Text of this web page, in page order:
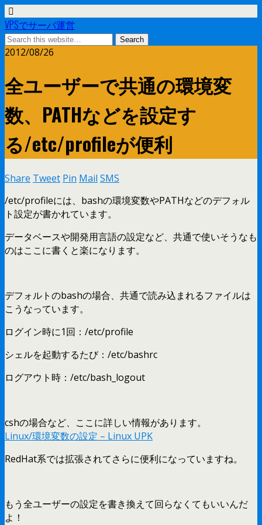
VPSでサーバ運営
2012/08/26
全ユーザーで共通の環境変
数、PATHなどを設定す
る/etc/profileが便利
Share Tweet Pin Mail SMS
/etc/profileには、bashの環境変数やPATHなどのデフォル
ト設定が書かれています。
データベースや開発用言語の設定など、共通で使いそうなも
のはここに書くと楽になります。
デフォルトのbashの場合、共通で読み込まれるファイルは
こうなっています。
ログイン時に1回：/etc/profile
シェルを起動するたび：/etc/bashrc
ログアウト時：/etc/bash_logout
cshの場合など、ここに詳しい情報があります。
Linux/環境変数の設定 – Linux UPK
RedHat系では拡張されてさらに便利になっていますね。
もう全ユーザーの設定を書き換えて回らなくてもいいんだ
よ！